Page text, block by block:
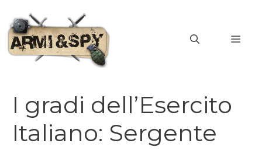
contenuto
I gradi dell’Esercito
Italiano: Sergente